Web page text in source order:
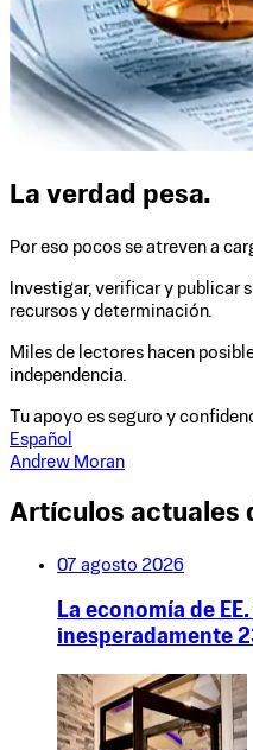
La verdad pesa.
Por eso pocos se atreven a
Investigar, verificar y publicar
recursos y determinación.
Miles de lectores hacen
independencia.
Tu apoyo es seguro y
Español
Andrew Moran
Artículos actuales
07 agosto 2026
La economía de
inesperadamente